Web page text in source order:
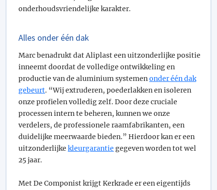
onderhoudsvriendelijke karakter.
Alles onder één dak
Marc benadrukt dat Aliplast een uitzonderlijke positie
inneemt doordat de volledige ontwikkeling en
productie van de aluminium systemenonder één dak
gebeurt. “Wij extruderen, poederlakken en isoleren
onze profielen volledig zelf. Door deze cruciale
processen intern te beheren, kunnen we onze
verdelers, de professionele raamfabrikanten, een
duidelijke meerwaarde bieden.” Hierdoor kan er een
uitzonderlijke kleurgarantie gegeven worden tot wel
25 jaar.
Met De Componist krijgt Kerkrade er een eigentijds